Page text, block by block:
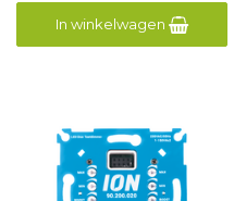
In winkelwagen